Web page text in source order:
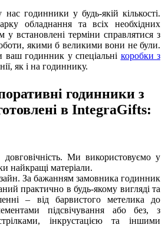
годинники у будь-якій кількості.
обладнання та всіх необхідних
у встановлені терміни справлятися з
якими б великими вони не були.
годинник у спеціальні коробки з
як і на годиннику.
годинники з
в IntegraGifts:
довговічність. Ми використовуємо у
найкращі матеріали.
За бажанням замовника годинник
практично в будь-якому вигляді та
– від барвистого метелика до
підсвічування або без, з
інкрустацією та іншими